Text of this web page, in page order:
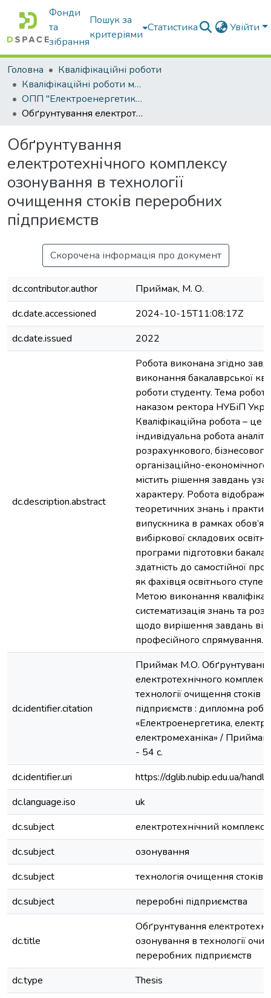
Фонди
та
зібрання
Пошук за
критеріями
Статистика Увійти
Головна
Кваліфікаційні роботи
Кваліфікаційні роботи магістрів
ОПП "Електроенергетика, електротехніка та електромеханіка"
Обґрунтування електротехнічного комплексу озонування в технології очищення стоків переробних підприємств
Обґрунтування
електротехнічного комплексу
озонування в технології
очищення стоків переробних
підприємств
Скорочена інформація про документ
dc.contributor.author
Приймак, М. О.
dc.date.accessioned
2024-10-15T11:08:17Z
dc.date.issued
2022
dc.description.abstract
Робота виконана згідно
виконання бакалаврської
роботи студенту. Тема
наказом ректора НУБіП
Кваліфікаційна робота – це
індивідуальна робота
розрахункового,
організаційно-
містить рішення завдань
характеру. Робота
теоретичних знань і
випускника в рамках
вибіркової складових
програми підготовки
здатність до самостійної
як фахівця освітнього
Метою виконання
систематизація знань та
щодо вирішення завдань
професійного спрямування.
dc.identifier.citation
Приймак М.О.
електротехнічного
технології очищення стоків
підприємств : дипломна
«Електроенергетика,
електромеханіка» /
- 54 с.
dc.identifier.uri
https://dglib.nubip.edu.ua/
dc.language.iso
uk
dc.subject
електротехнічний комплекс
dc.subject
озонування
dc.subject
технологія очищення стоків
dc.subject
переробні підприємства
dc.title
Обґрунтування
озонування в технології
переробних підприємств
dc.type
Thesis